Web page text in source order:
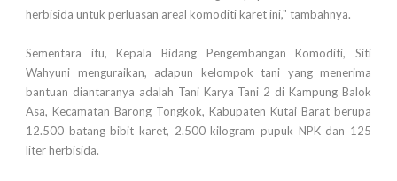
herbisida untuk perluasan areal komoditi karet ini," tambahnya.
Sementara itu, Kepala Bidang Pengembangan Komoditi, Siti
Wahyuni menguraikan, adapun kelompok tani yang menerima
bantuan diantaranya adalah Tani Karya Tani 2 di Kampung Balok
Asa, Kecamatan Barong Tongkok, Kabupaten Kutai Barat berupa
12.500 batang bibit karet, 2.500 kilogram pupuk NPK dan 125
liter herbisida.